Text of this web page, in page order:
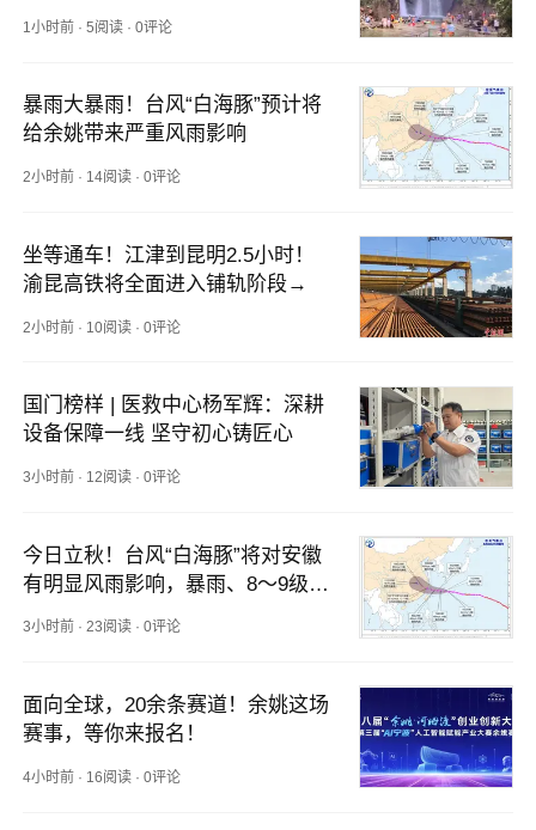
1小时前 ·5阅读 ·0评论
暴雨大暴雨！台风“白海豚”预计将
给余姚带来严重风雨影响
2小时前 · 14阅读 ·0评论
坐等通车！江津到昆明2.5小时！
渝昆高铁将全面进入铺轨阶段→
2小时前 · 10阅读 ·0评论
国门榜样 | 医救中心杨军辉：深耕
设备保障一线 坚守初心铸匠心
3小时前 · 12阅读 ·0评论
今日立秋！台风“白海豚”将对安徽
有明显风雨影响，暴雨、8～9级阵
3小时前 ·23阅读 ·0评论
面向全球，20余条赛道！余姚这场
赛事，等你来报名！
4小时前 · 16阅读 ·0评论